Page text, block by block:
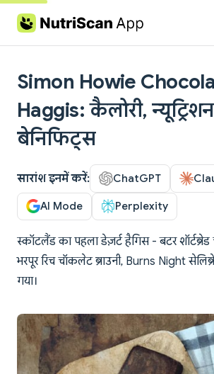
Skip to content
Simon Howie
Haggis: कैलोरी,
बेनिफिट्स
सारांश इनमें करें: ChatGPT
AI Mode Perplexity
स्कॉटलैंड का पहला डेज़र्ट हैगिस - बटर
भरपूर रिच चॉकलेट ब्राउनी, Burns Night
गया।